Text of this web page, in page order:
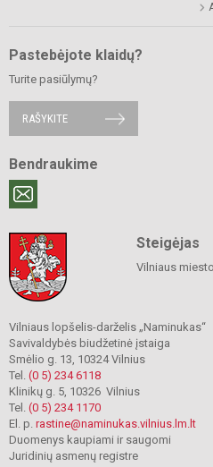
Pastebėjote klaidų?
Turite pasiūlymų?
RAŠYKITE
Bendraukime
Steigėjas
Vilniaus
Vilniaus lopšelis-darželis „Naminukas“
Savivaldybės biudžetinė įstaiga
Smėlio g. 13, 10324 Vilnius
Tel. (0 5) 234 6118
Klinikų g. 5, 10326 Vilnius
Tel. (0 5) 234 1170
El. p. rastine@naminukas.vilnius.lm.lt
Duomenys kaupiami ir saugomi
Juridinių asmenų registre